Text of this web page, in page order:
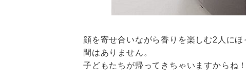
顔を寄せ合いながら香りを楽しむ2人に
間はありません。
子どもたちが帰ってきちゃいますからね！